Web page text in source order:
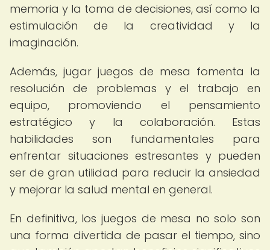
memoria y la toma de decisiones, así como la
estimulación de la creatividad y la
imaginación.
Además, jugar juegos de mesa fomenta la
resolución de problemas y el trabajo en
equipo, promoviendo el pensamiento
estratégico y la colaboración. Estas
habilidades son fundamentales para
enfrentar situaciones estresantes y pueden
ser de gran utilidad para reducir la ansiedad
y mejorar la salud mental en general.
En definitiva, los juegos de mesa no solo son
una forma divertida de pasar el tiempo, sino